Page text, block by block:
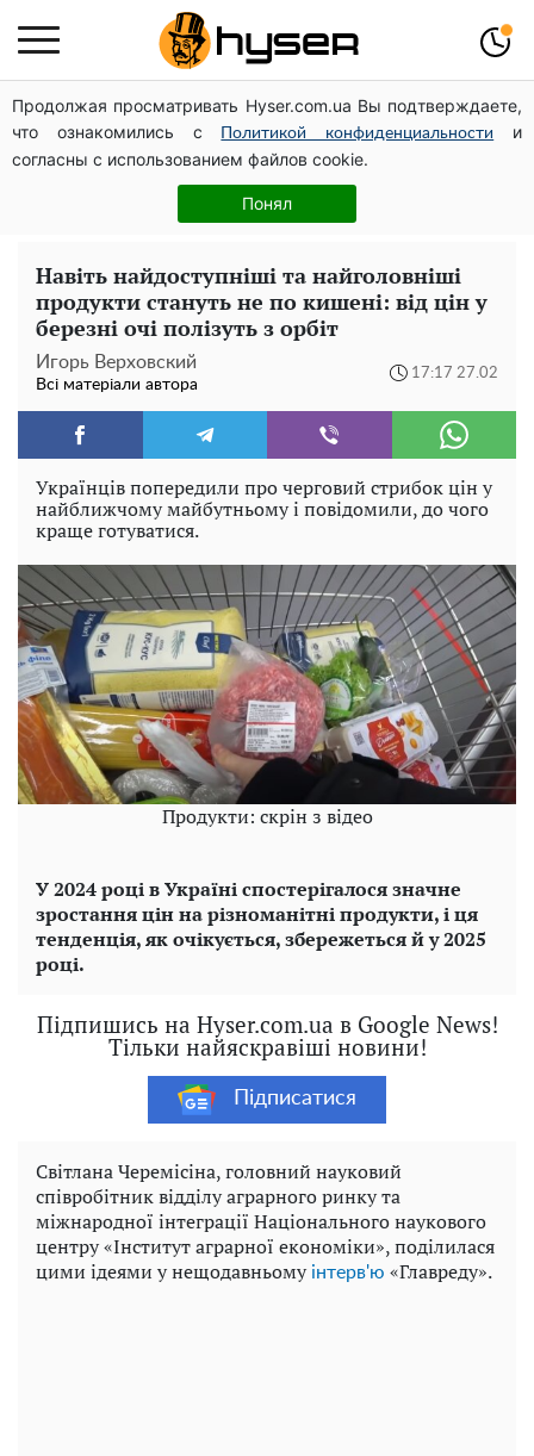
Продолжая просматривать Hyser.com.ua Вы подтверждаете,
что ознакомились с
Политикой конфиденциальности
и
согласны с использованием файлов cookie.
Понял
Повністю гола Анна Трінчер блиснула "принадами":
таких розмірів ви ще не бачили
Такої закуски завжди виявляється мало: рецепт
помідорів по-корейськи із солодким перцем та
морквою на зиму
Навіть найдоступніші та найголовніші
продукти стануть не по кишені: від цін у
березні очі полізуть з орбіт
Игорь Верховский
Всі матеріали автора
17:17 27.02
Українців попередили про черговий стрибок цін у
найближчому майбутньому і повідомили, до чого
краще готуватися.
Продукти: скрін з відео
У 2024 році в Україні спостерігалося значне
зростання цін на різноманітні продукти, і ця
тенденція, як очікується, збережеться й у 2025
році.
Підпишись на Hyser.com.ua в Google News!
Тільки найяскравіші новини!
Підписатися
Світлана Черемісіна, головний науковий
співробітник відділу аграрного ринку та
міжнародної інтеграції Національного наукового
центру «Інститут аграрної економіки», поділилася
цими ідеями у нещодавньому інтерв'ю «Главреду».